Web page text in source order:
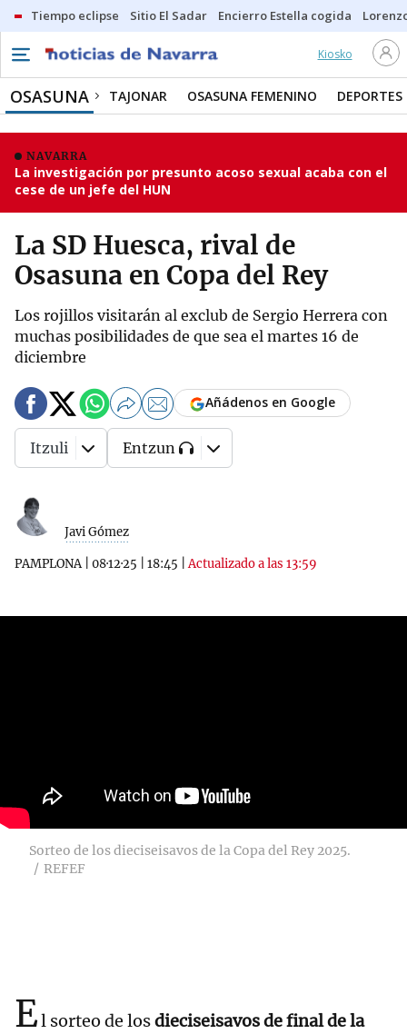
Tiempo eclipse Sitio El Sadar Encierro Estella cogida
Kiosko
OSASUNA TAJONAR OSASUNA FEMENINO DEPORTES
NAVARRA
La investigación por presunto acoso sexual acaba con el
cese de un jefe del HUN
La SD Huesca, rival de
Osasuna en Copa del Rey
Los rojillos visitarán al exclub de Sergio Herrera con
muchas posibilidades de que sea el martes 16 de
diciembre
Javi Gómez
PAMPLONA| 08·12·25 18:45 |Actualizado a las 13:59
Añádenos en Google
Itzuli Entzun
Sorteo de los dieciseisavos de la Copa del Rey 2025.
REFEF
El sorteo de losdieciseisavos de final de la